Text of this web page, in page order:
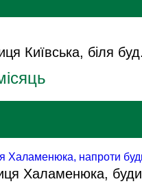
Київська, біля
Халаменюка,